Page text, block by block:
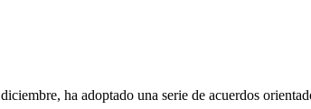
ha adoptado una serie de acuerdos